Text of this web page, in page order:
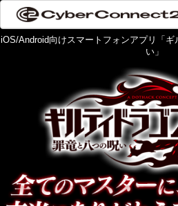
iOS/Android向けスマートフォンアプリ「
い」